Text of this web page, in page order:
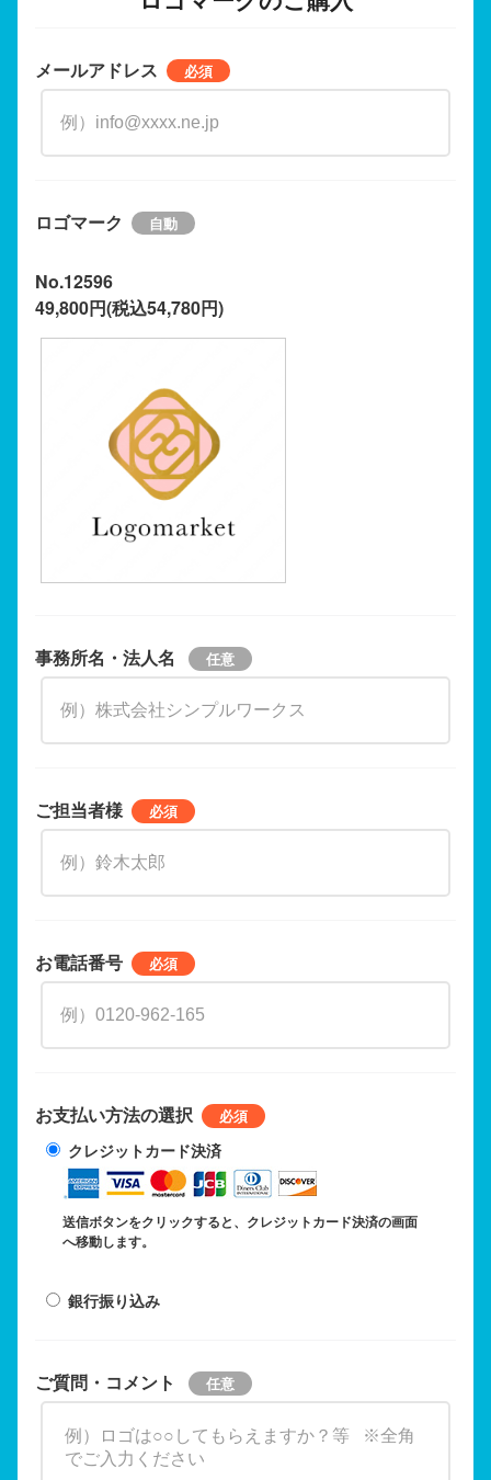
メールアドレス
ロゴマーク
No.12596
49,800円(税込54,780円)
事務所名・法人名
ご担当者様
お電話番号
お支払い方法の選択
クレジットカード決済
送信ボタンをクリックすると、クレジットカード決済の画面
へ移動します。
銀行振り込み
ご質問・コメント